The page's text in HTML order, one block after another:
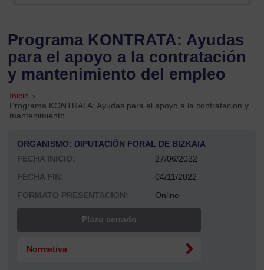
Programa KONTRATA: Ayudas
para el apoyo a la contratación
y mantenimiento del empleo
Inicio »
Programa KONTRATA: Ayudas para el apoyo a la contratación y
mantenimiento ...
ORGANISMO: DIPUTACIÓN FORAL DE BIZKAIA
FECHA INICIO:
27/06/2022
FECHA FIN:
04/11/2022
FORMATO PRESENTACION:
Online
Plazo cerrado
Normativa